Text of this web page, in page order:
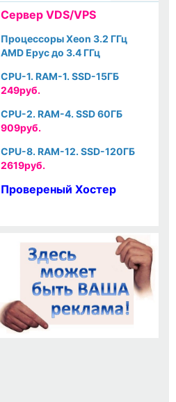
Cервер VDS/VPS
Процессоры Xeon 3.2 ГГц
AMD Epyc до 3.4 ГГц
CPU-1. RAM-1. SSD-15ГБ
249руб.
CPU-2. RAM-4. SSD 60ГБ
909руб.
CPU-8. RAM-12. SSD-120ГБ
2619руб.
Провереный Хостер